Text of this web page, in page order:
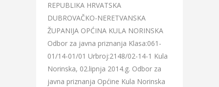
REPUBLIKA HRVATSKA
DUBROVAČKO-NERETVANSKA
ŽUPANIJA OPĆINA KULA NORINSKA
Odbor za javna priznanja Klasa:061-
01/14-01/01 Urbroj:2148/02-14-1 Kula
Norinska, 02.lipnja 2014.g. Odbor za
javna priznanja Općine Kula Norinska